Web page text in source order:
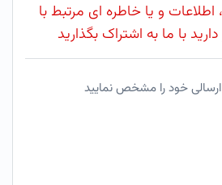
و یا خاطره ای مرتبط با
با ما به اشتراک بگذارید
خود را مشخص نمایید